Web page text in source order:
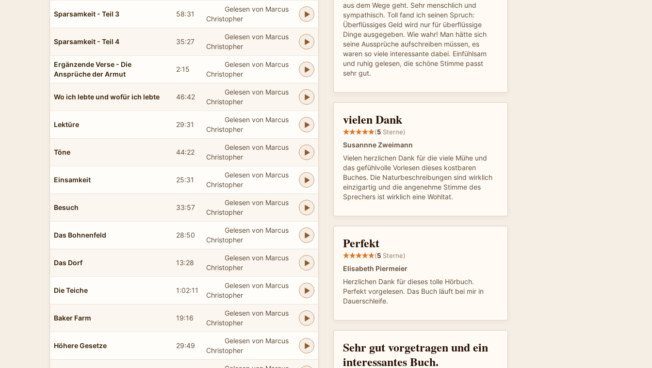
Sparsamkeit - Teil 3 58:31
Gelesen von Marcus
Christopher
Sparsamkeit - Teil 4 35:27
Gelesen von Marcus
Christopher
Ergänzende Verse - Die
Ansprüche der Armut
2:15
Gelesen von Marcus
Christopher
Wo ich lebte und wofür ich lebte 46:42
Gelesen von Marcus
Christopher
Lektüre 29:31
Gelesen von Marcus
Christopher
Töne 44:22
Gelesen von Marcus
Christopher
Einsamkeit 25:31
Gelesen von Marcus
Christopher
Besuch 33:57
Gelesen von Marcus
Christopher
Das Bohnenfeld 28:50
Gelesen von Marcus
Christopher
Das Dorf 13:28
Gelesen von Marcus
Christopher
Die Teiche 1:02:11
Gelesen von Marcus
Christopher
Baker Farm 19:16
Gelesen von Marcus
Christopher
Höhere Gesetze 29:49
Gelesen von Marcus
Christopher
aus dem Wege geht. Sehr menschlich und
sympathisch. Toll fand ich seinen Spruch:
Überflüssiges Geld wird nur für überflüssige
Dinge ausgegeben. Wie wahr! Man hätte sich
seine Aussprüche aufschreiben müssen, es
waren so viele interessante dabei. Einfühlsam
und ruhig gelesen, die schöne Stimme passt
sehr gut.
vielen Dank
(5 Sterne)
Susannne Zweimann
Vielen herzlichen Dank für die viele Mühe und
das gefühlvolle Vorlesen dieses kostbaren
Buches. Die Naturbeschreibungen sind wirklich
einzigartig und die angenehme Stimme des
Sprechers ist wirklich eine Wohltat.
Perfekt
(5 Sterne)
Elisabeth Piermeier
Herzlichen Dank für dieses tolle Hörbuch.
Perfekt vorgelesen. Das Buch läuft bei mir in
Dauerschleife.
Sehr gut vorgetragen und ein
interessantes Buch.